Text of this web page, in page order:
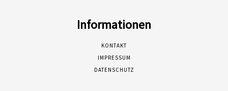
Informationen
KONTAKT
IMPRESSUM
DATENSCHUTZ